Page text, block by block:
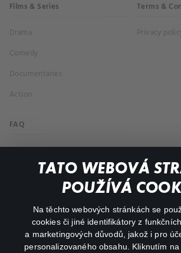
TATO WEBOVÁ
POUŽÍVÁ
Na těchto webových stránkách se
cookies či jiné identifikátory z
a marketingových důvodů, jakož i pro
personalizovaného obsahu. Kliknutím
Films & Series
Drama
Comedy
Documentaries
Action
Terms &
Privacy
FAQ
My profile
facebook